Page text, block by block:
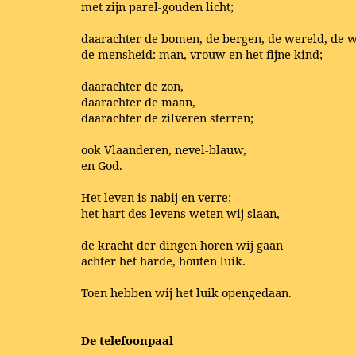
met zijn parel-gouden licht;
daarachter de bomen, de bergen, de wereld, de
de mensheid: man, vrouw en het fijne kind;
daarachter de zon,
daarachter de maan,
daarachter de zilveren sterren;
ook Vlaanderen, nevel-blauw,
en God.
Het leven is nabij en verre;
het hart des levens weten wij slaan,
de kracht der dingen horen wij gaan
achter het harde, houten luik.
Toen hebben wij het luik opengedaan.
De telefoonpaal